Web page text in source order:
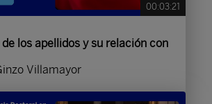
00:03:21
los apellidos y su relación con
Villamayor